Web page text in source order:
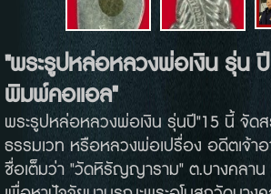
"พระรูปหล่อหลวงพ่อเงิน รุ่น
พิมพ์คอแอล"
พระรูปหล่อหลวงพ่อเงิน รุ่นปี"15 นี้ จัด
ธรรมเวท หรือหลวงพ่อเปรื่อง อดีตเจ้า
ชื่อเต็มว่า "วัดหิรัญญาราม" ต.บางคลาน